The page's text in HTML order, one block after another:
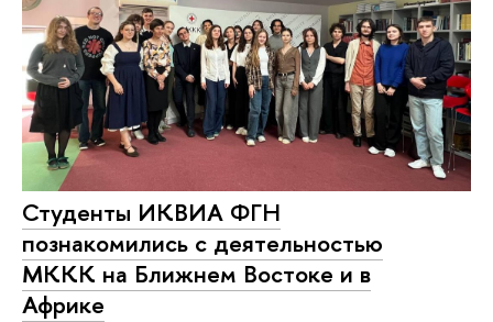
Студенты ИКВИА ФГН
познакомились с деятельностью
МККК на Ближнем Востоке и в
Африке